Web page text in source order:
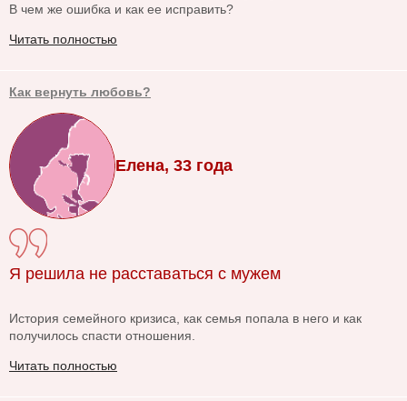
В чем же ошибка и как ее исправить?
Читать полностью
Как вернуть любовь?
Елена, 33 года
Я решила не расставаться с мужем
История семейного кризиса, как семья попала в него и как
получилось спасти отношения.
Читать полностью